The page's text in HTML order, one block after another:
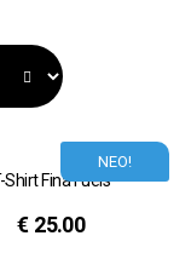
ΝΕΟ!
Shirt Fina Fuels
€ 25.00